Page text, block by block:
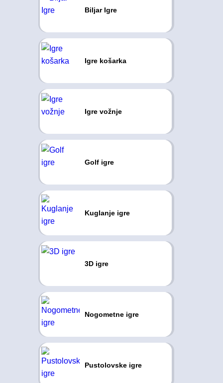
Biljar Igre
Igre košarka
Igre vožnje
Golf igre
Kuglanje igre
3D igre
Nogometne igre
Pustolovske igre